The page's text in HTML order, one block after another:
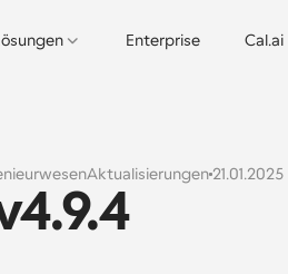
Enterprise Cal.ai
Aktualisierungen 21.01.2025